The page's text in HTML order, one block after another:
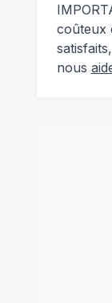
coûteux
nous